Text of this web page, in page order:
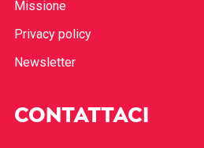
Missione
Privacy policy
Newsletter
CONTATTACI